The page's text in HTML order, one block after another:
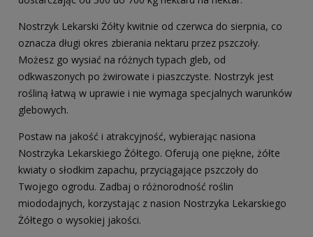
Nostrzyk Lekarski Żółty kwitnie od czerwca do sierpnia, co
oznacza długi okres zbierania nektaru przez pszczoły.
Możesz go wysiać na różnych typach gleb, od
odkwaszonych po żwirowate i piaszczyste. Nostrzyk jest
rośliną łatwą w uprawie i nie wymaga specjalnych warunków
glebowych.
Postaw na jakość i atrakcyjność, wybierając nasiona
Nostrzyka Lekarskiego Żółtego. Oferują one piękne, żółte
kwiaty o słodkim zapachu, przyciągające pszczoły do
Twojego ogrodu. Zadbaj o różnorodność roślin
miododajnych, korzystając z nasion Nostrzyka Lekarskiego
Żółtego o wysokiej jakości.